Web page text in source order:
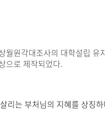
월원각대조사의 대학설립 유
으로 제작되었다.
리는 부처님의 지혜를 상징